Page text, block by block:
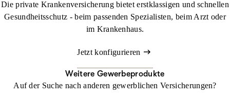
Die private Krankenversicherung bietet erstklassigen und schnellen
Gesundheitsschutz - beim passenden Spezialisten, beim Arzt oder
im Krankenhaus.
Jetzt konfigurieren
Weitere Gewerbeprodukte
Auf der Suche nach anderen gewerblichen Versicherungen?